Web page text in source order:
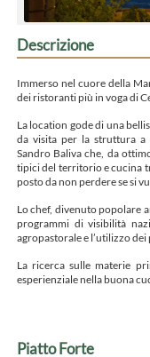
Descrizione
Immerso nel cuore della
dei ristoranti più in voga di
La location gode di una
da visita per la struttura a
Sandro Baliva che, da
tipici del territorio e cucina
posto da non perdere se si
Lo chef, divenuto popolare
programmi di visibilità
agropastorale e l’utilizzo
La ricerca sulle materie
esperienziale nella buona
Piatto Forte